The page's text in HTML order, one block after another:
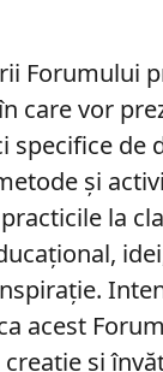
Forumului
care vor
specifice de
şi
la
acest
şi